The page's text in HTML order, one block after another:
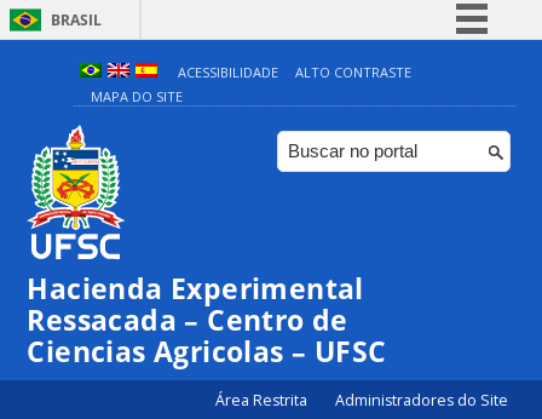
BRASIL
Simplifique!
Comunica BR
Participe
ACESSIBILIDADE
ALTO CONTRASTE
MAPA DO SITE
Hacienda Experimental
Ressacada – Centro de
Ciencias Agricolas – UFSC
Área Restrita Administradores do Site